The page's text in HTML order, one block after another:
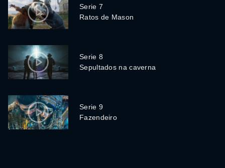
Serie 7
Ratos de Mason
Serie 8
Sepultados na caverna
Serie 9
Fazendeiro